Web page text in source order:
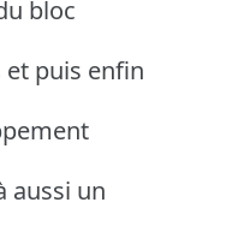
bloc
puis enfin
aussi un